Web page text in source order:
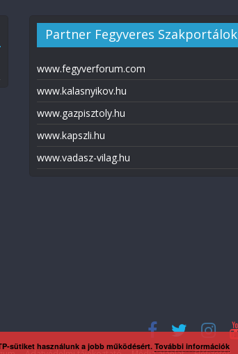
Partner Fegyveres Szakportálok
www.fegyverforum.com
www.kalasnyikov.hu
www.gazpisztoly.hu
www.kapszli.hu
www.vadasz-vilag.hu
sütiket használunk a jobb működésért. További információk